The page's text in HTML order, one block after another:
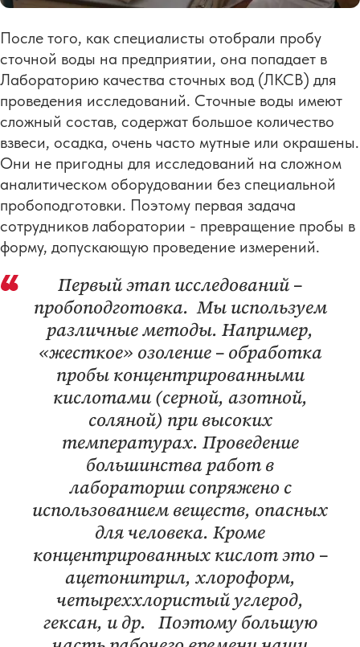
После того, как специалисты отобрали пробу
сточной воды на предприятии, она попадает в
Лабораторию качества сточных вод (ЛКСВ) для
проведения исследований. Сточные воды имеют
сложный состав, содержат большое количество
взвеси, осадка, очень часто мутные или окрашены.
Они не пригодны для исследований на сложном
аналитическом оборудовании без специальной
пробоподготовки. Поэтому первая задача
сотрудников лаборатории - превращение пробы в
форму, допускающую проведение измерений.
Первый этап исследований –
пробоподготовка. Мы используем
различные методы. Например,
«жесткое» озоление – обработка
пробы концентрированными
кислотами (серной, азотной,
соляной) при высоких
температурах. Проведение
большинства работ в
лаборатории сопряжено с
использованием веществ, опасных
для человека. Кроме
концентрированных кислот это –
ацетонитрил, хлороформ,
четыреххлористый углерод,
гексан, и др. Поэтому большую